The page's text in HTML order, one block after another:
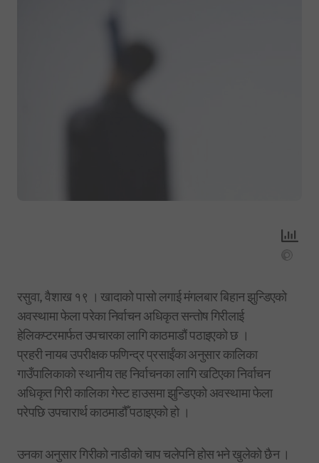
रसुवा, वैशाख १९ । खादाको पासो लगाई मंगलबार बिहान झुन्डिएको
अवस्थामा फेला परेका निर्वाचन अधिकृत सन्तोष गिरीलाई
हेलिकप्टरमार्फत उपचारका लागि काठमाडौं पठाइएको छ ।
प्रहरी नायब उपरीक्षक फणिन्द्र प्रसाईंका अनुसार कालिका
गाउँपालिकाको स्थानीय तह निर्वाचनका लागि खटिएका निर्वाचन
अधिकृत गिरी कालिका गेस्ट हाउसमा झुन्डिएको अवस्थामा फेला
परेपछि उपचारार्थ काठमाडौँ पठाइएको हो ।
उनका अनुसार गिरीको नाडीको चाप चलेपनि होस भने खुलेको छैन ।